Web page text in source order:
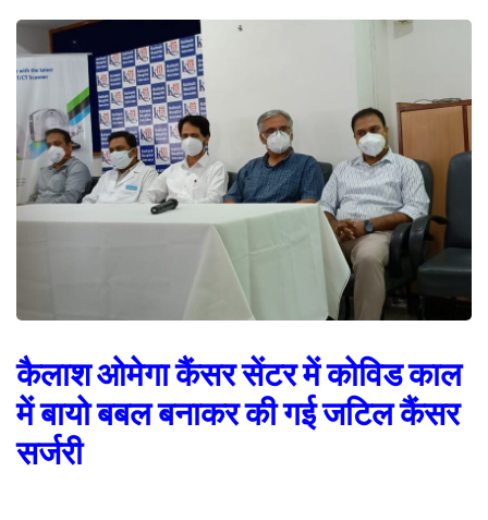
कैलाश ओमेगा कैंसर सेंटर में कोविड काल
में बायो बबल बनाकर की गई जटिल कैंसर
सर्जरी